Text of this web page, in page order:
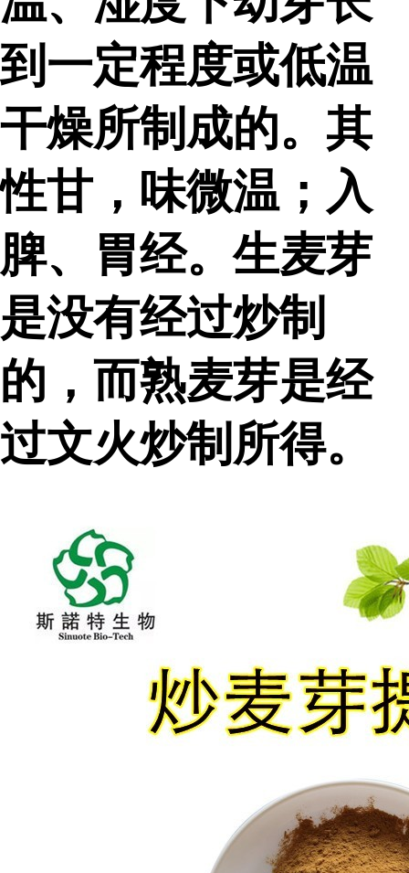
到一定程度或低温
干燥所制成的。其
性甘，味微温；入
脾、胃经。生麦芽
是没有经过炒制
的，而熟麦芽是经
过文火炒制所得。